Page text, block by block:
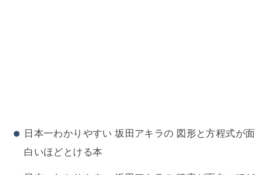
日本一わかりやすい 坂田アキラの 図形と方程式が面
白いほどとける本